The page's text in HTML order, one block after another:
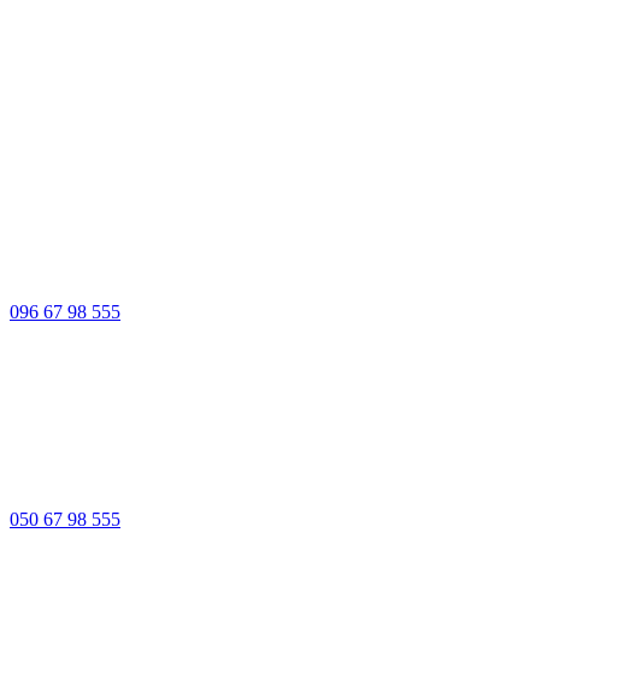
096 67 98 555
050 67 98 555